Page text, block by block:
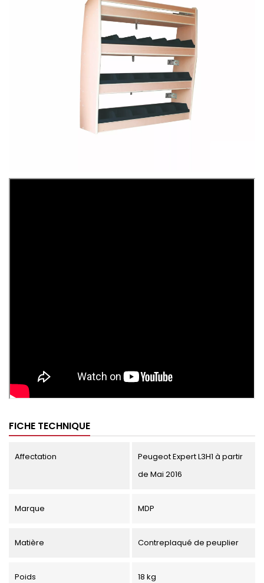
FICHE TECHNIQUE
Affectation
Peugeot Expert L3H1 à partir
de Mai 2016
Marque MDP
Matière Contreplaqué de peuplier
Poids 18 kg